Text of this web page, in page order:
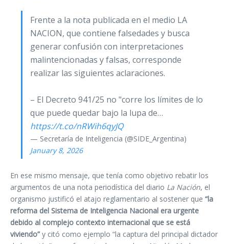
Frente a la nota publicada en el medio LA
NACION, que contiene falsedades y busca
generar confusión con interpretaciones
malintencionadas y falsas, corresponde
realizar las siguientes aclaraciones.
– El Decreto 941/25 no "corre los límites de lo
que puede quedar bajo la lupa de…
https://t.co/nRWih6qyJQ
— Secretaría de Inteligencia (@SIDE_Argentina)
January 8, 2026
En ese mismo mensaje, que tenía como objetivo rebatir los
argumentos de una nota periodística del diario La Nación, el
organismo justificó el atajo reglamentario al sostener que “la
reforma del Sistema de Inteligencia Nacional era urgente
debido al complejo contexto internacional que se está
viviendo” y citó como ejemplo “la captura del principal dictador